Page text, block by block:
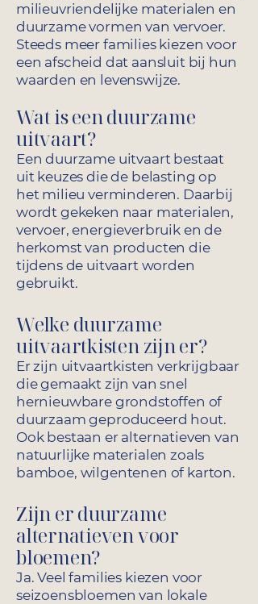
milieuvriendelijke materialen en
duurzame vormen van vervoer.
Steeds meer families kiezen voor
een afscheid dat aansluit bij hun
waarden en levenswijze.
Wat is een duurzame
uitvaart?
Een duurzame uitvaart bestaat
uit keuzes die de belasting op
het milieu verminderen. Daarbij
wordt gekeken naar materialen,
vervoer, energieverbruik en de
herkomst van producten die
tijdens de uitvaart worden
gebruikt.
Welke duurzame
uitvaartkisten zijn er?
Er zijn uitvaartkisten verkrijgbaar
die gemaakt zijn van snel
hernieuwbare grondstoffen of
duurzaam geproduceerd hout.
Ook bestaan er alternatieven van
natuurlijke materialen zoals
bamboe, wilgentenen of karton.
Zijn er duurzame
alternatieven voor
bloemen?
Ja. Veel families kiezen voor
seizoensbloemen van lokale